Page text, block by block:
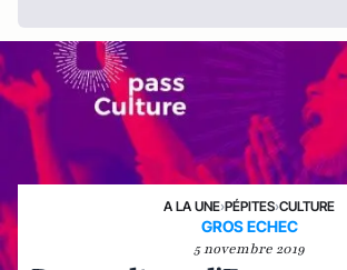
A LA UNE›PÉPITES›CULTURE
GROS ECHEC
5 novembre 2019